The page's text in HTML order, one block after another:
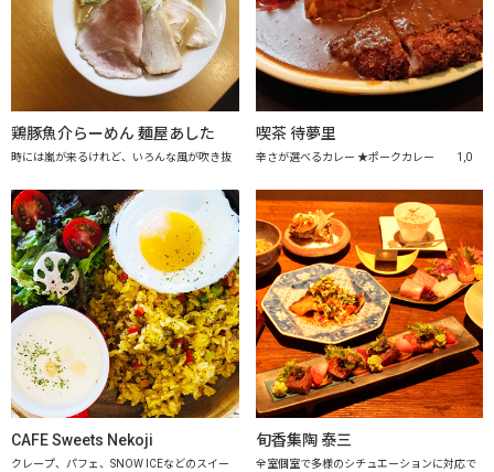
鶏豚魚介らーめん 麺屋あした
時には嵐が来るけれど、いろんな風が吹き抜
喫茶 待夢里
辛さが選べるカレー ★ポークカレー 1,0
CAFE Sweets Nekoji
クレープ、パフェ、SNOW ICEなどのスイー
旬香集陶 泰三
全室個室で多様のシチュエーションに対応で